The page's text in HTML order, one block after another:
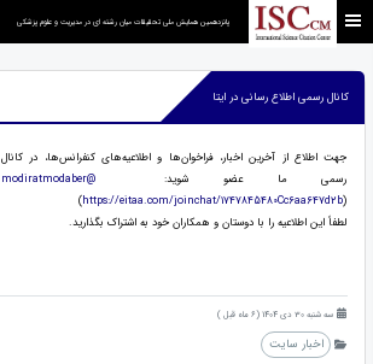
پانزدهمین همایش ملی تحقیقات میان رشته ای در مديريت و علوم پزشکی
کانال رسمی اطلاع رسانی در ایتا
جهت اطلاع از آخرین اخبار، فراخوان‌ها و اطلاعیه‌های کنفرانس‌ها، در کانال
رسمی ما عضو شوید:modiratmodaber@
(https://eitaa.com/joinchat/1747845480Cc6aa647d2b)
لطفاً این اطلاعیه را با دوستان و همکاران خود به اشتراک بگذارید.
سه شنبه 30 دی 1404 (6 ماه قبل )
اخبار سایت